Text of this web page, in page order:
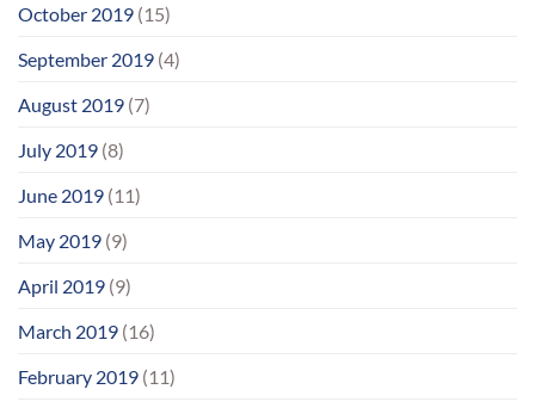
October 2019 (15)
September 2019 (4)
August 2019 (7)
July 2019 (8)
June 2019 (11)
May 2019 (9)
April 2019 (9)
March 2019 (16)
February 2019 (11)